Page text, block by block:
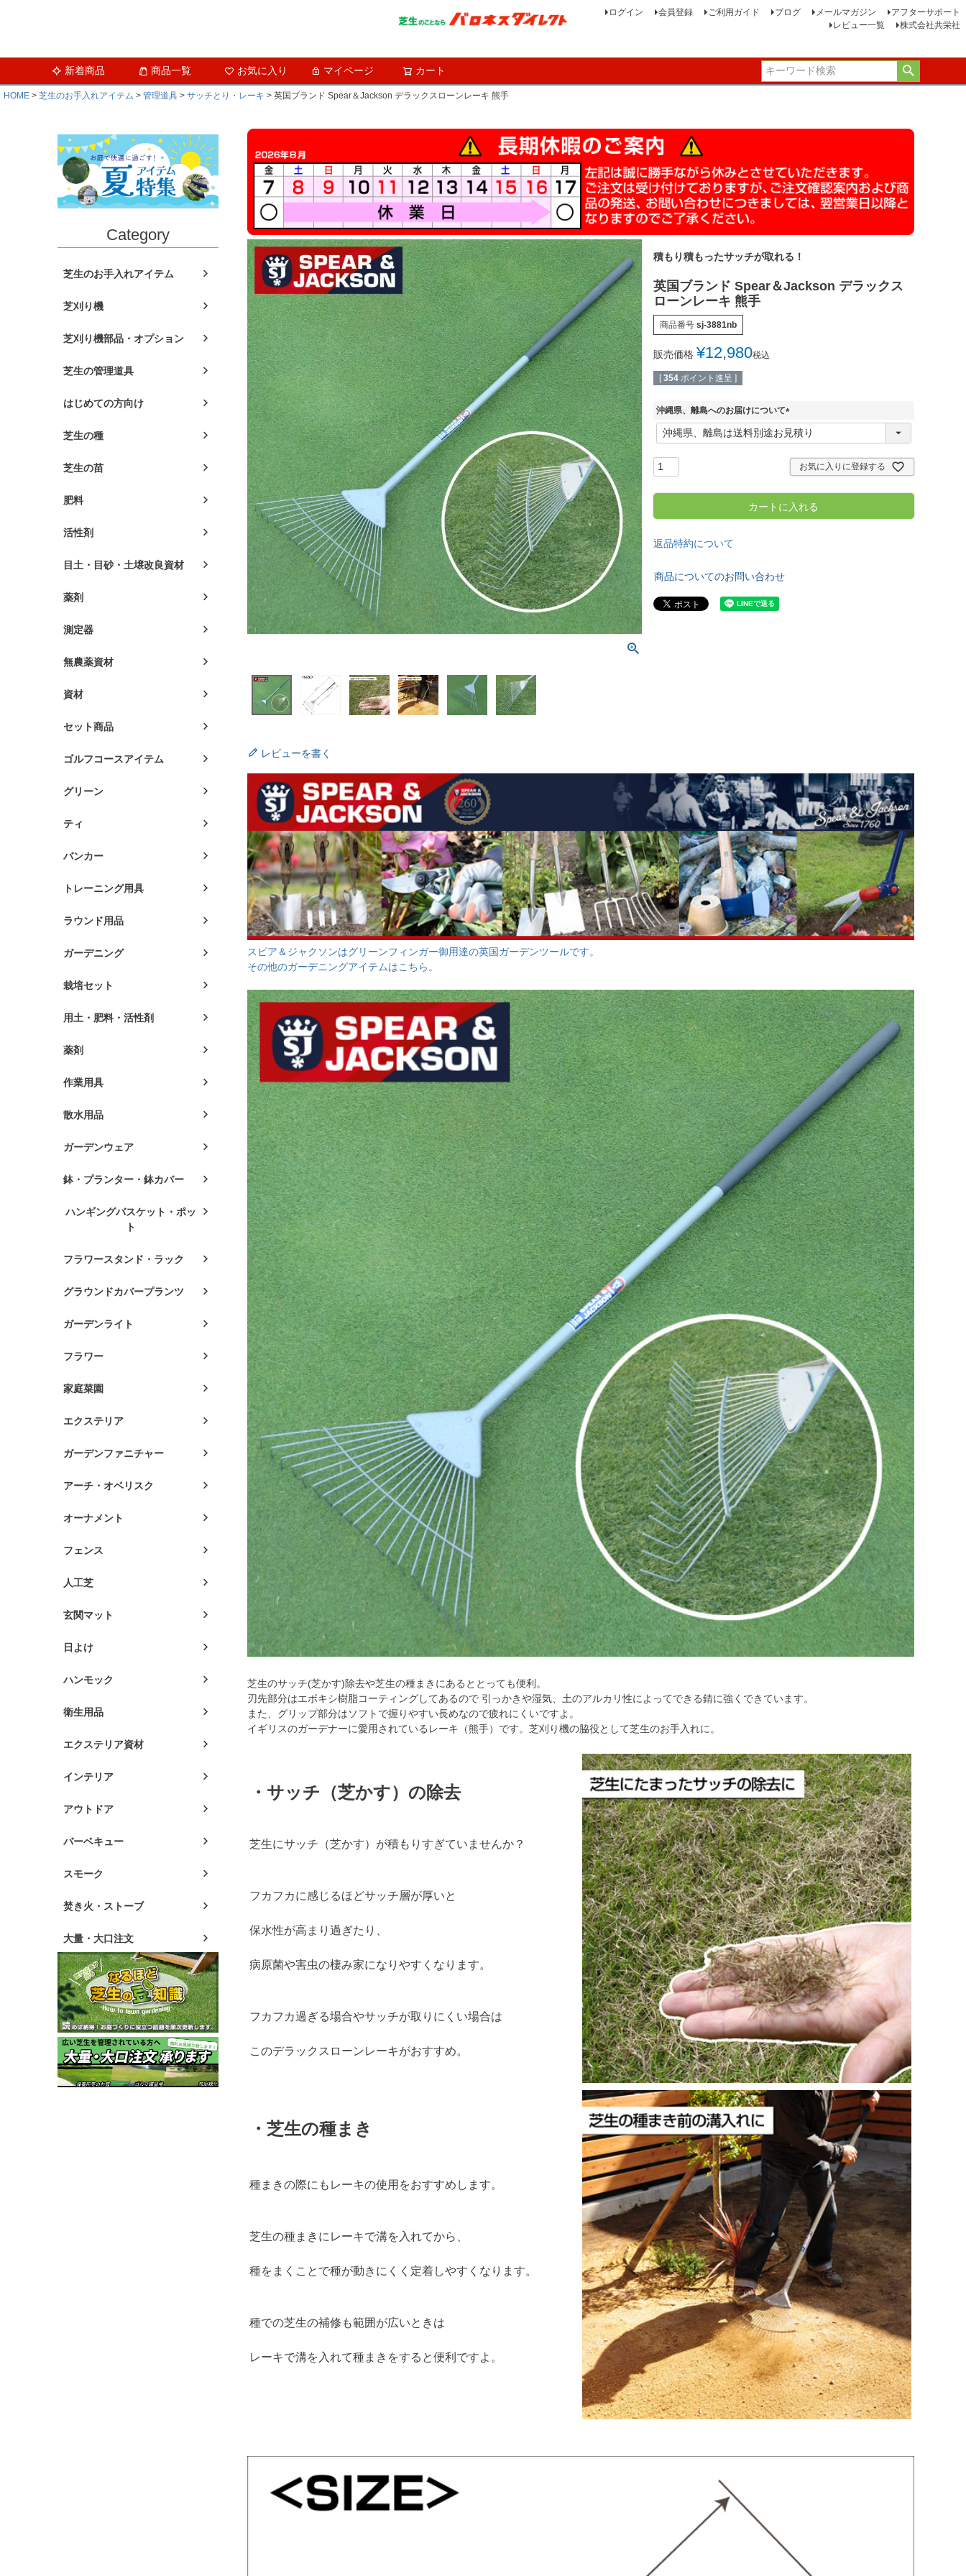
ログイン 会員登録 ご利用ガイド ブログ メールマガジン
アフターサポート
レビュー一覧
株式会社共栄社
新着商品 商品一覧 お気に入り マイページ カート
HOME 芝生のお手入れアイテム 管理道具 サッチとり・レーキ 英国ブランド Spear＆Jackson デラックスローンレーキ 熊手
Category
芝生のお手入れアイテム
芝刈り機
芝刈り機部品・オプション
芝生の管理道具
はじめての方向け
芝生の種
芝生の苗
肥料
活性剤
目土・目砂・土壌改良資材
薬剤
測定器
無農薬資材
資材
セット商品
ゴルフコースアイテム
グリーン
ティ
バンカー
トレーニング用具
ラウンド用品
ガーデニング
栽培セット
用土・肥料・活性剤
薬剤
作業用具
散水用品
ガーデンウェア
鉢・プランター・鉢カバー
ハンギングバスケット・ポッ
ト
フラワースタンド・ラック
グラウンドカバープランツ
ガーデンライト
フラワー
家庭菜園
エクステリア
ガーデンファニチャー
アーチ・オベリスク
オーナメント
フェンス
人工芝
玄関マット
日よけ
ハンモック
衛生用品
エクステリア資材
インテリア
アウトドア
バーベキュー
スモーク
焚き火・ストーブ
大量・大口注文
積もり積もったサッチが取れる！
英国ブランド Spear＆Jackson デラックス
ローンレーキ 熊手
商品番号 sj-3881nb
販売価格 ¥12,980税込
[ 354 ポイント進呈 ]
沖縄県、離島へのお届けについて
(
必
お気に入りに登録する
カートに入れる
返品特約について
商品についてのお問い合わせ
レビューを書く
スピア＆ジャクソンはグリーンフィンガー御用達の英国ガーデンツールです。
その他のガーデニングアイテムはこちら。
芝生のサッチ(芝かす)除去や芝生の種まきにあるととっても便利。
刃先部分はエポキシ樹脂コーティングしてあるので 引っかきや湿気、土のアルカリ性によってできる錆に強くできています。
また、グリップ部分はソフトで握りやすい長めなので疲れにくいですよ。
イギリスのガーデナーに愛用されているレーキ（熊手）です。芝刈り機の脇役として芝生のお手入れに。
・サッチ（芝かす）の除去
芝生にサッチ（芝かす）が積もりすぎていませんか？
フカフカに感じるほどサッチ層が厚いと
保水性が高まり過ぎたり、
病原菌や害虫の棲み家になりやすくなります。
フカフカ過ぎる場合やサッチが取りにくい場合は
このデラックスローンレーキがおすすめ。
・芝生の種まき
種まきの際にもレーキの使用をおすすめします。
芝生の種まきにレーキで溝を入れてから、
種をまくことで種が動きにくく定着しやすくなります。
種での芝生の補修も範囲が広いときは
レーキで溝を入れて種まきをすると便利ですよ。